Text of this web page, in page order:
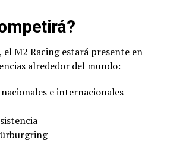
M2 Racing estará presente en
alrededor del mundo:
e internacionales